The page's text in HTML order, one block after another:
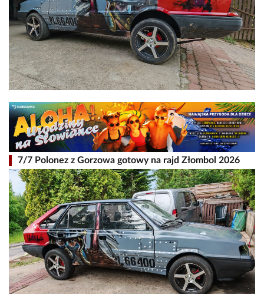
7/7 Polonez z Gorzowa gotowy na rajd Złombol 2026